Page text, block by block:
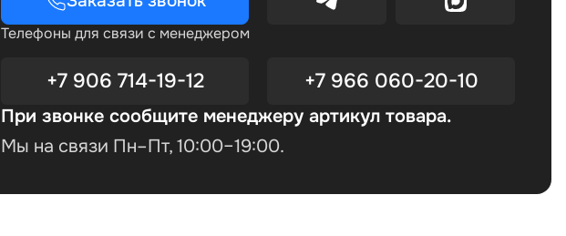
Телефоны для связи с менеджером
+7 906 714-19-12 +7 966 060-20-10
При звонке сообщите менеджеру артикул товара.
Мы на связи Пн–Пт, 10:00–19:00.